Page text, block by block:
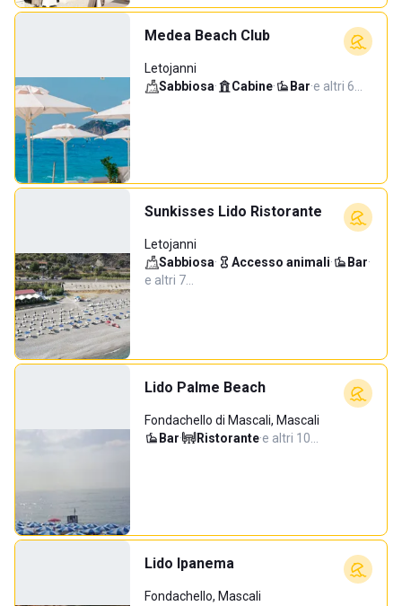
Medea Beach Club
Letojanni
Sabbiosa· Cabine· Bar·e altri 6…
Sunkisses Lido Ristorante
Letojanni
Sabbiosa· Accesso animali· Bar·
e altri 7…
Lido Palme Beach
Fondachello di Mascali, Mascali
Bar· Ristorante·e altri 10…
Lido Ipanema
Fondachello, Mascali